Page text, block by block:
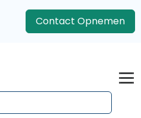
Contact Opnemen